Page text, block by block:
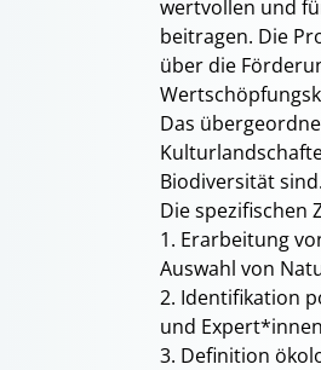
wertvollen und
beitragen. Die
über die
Das
Biodiversität sind.
Die spezifischen
1. Erarbeitung
Auswahl von
2. Identifikation
und
3. Definition